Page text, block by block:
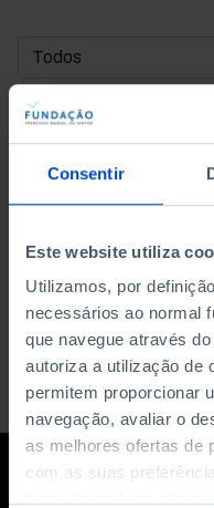
Consentir
Este website utiliza
Utilizamos, por
necessários ao normal
que navegue através
autoriza a utilização de
permitem proporcionar
navegação, avaliar o
as melhores ofertas de
com as suas
DATA DE INÍCIO
DATA DE FIM